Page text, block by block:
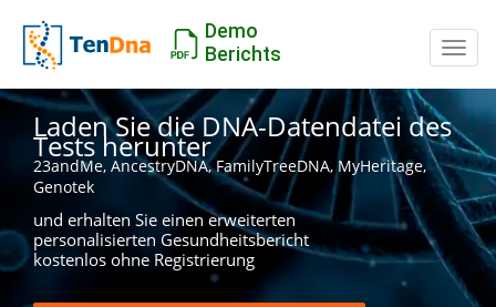
Demo
Berichts
Laden Sie die DNA-Datendatei des
Tests herunter
23andMe, AncestryDNA, FamilyTreeDNA, MyHeritage,
Genotek
und erhalten Sie einen erweiterten
personalisierten Gesundheitsbericht
kostenlos ohne Registrierung